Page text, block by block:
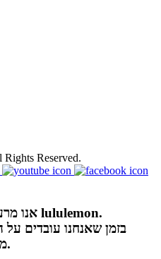
Reserved.
אנו מרעננים את חוויית הקנייה באתר lululemon.
בזמן שאנחנו עובדים
מצומצם יותר, עקב מלאי מוגבל.